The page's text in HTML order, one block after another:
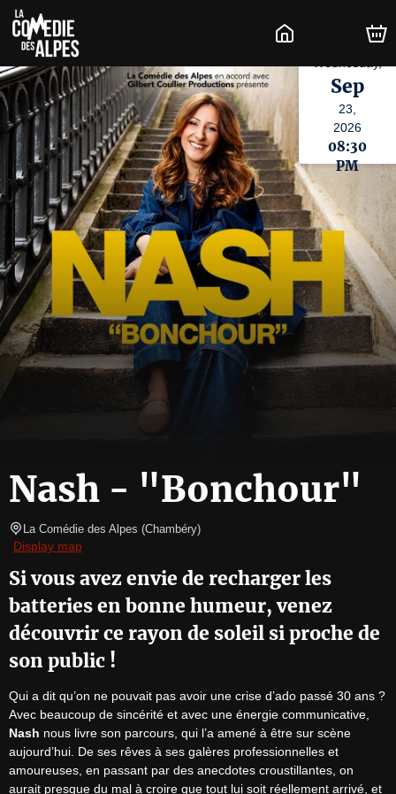
Sep
23,
2026
08:30
PM
Nash - "Bonchour"
La Comédie des Alpes (Chambéry)
Display map
Si vous avez envie de recharger les
batteries en bonne humeur, venez
découvrir ce rayon de soleil si proche de
son public !
Qui a dit qu’on ne pouvait pas avoir une crise d’ado passé 30 ans ?
Nash nous livre son parcours, qui l’a amené à être sur scène
aujourd’hui. De ses rêves à ses galères professionnelles et
amoureuses, en passant par des anecdotes croustillantes, on
aurait presque du mal à croire que tout lui soit réellement arrivé, et